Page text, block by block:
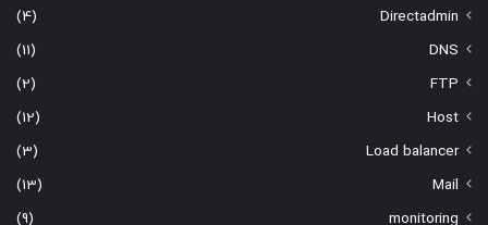
Directadmin
(4)
DNS
(11)
FTP
(2)
Host
(12)
Load balancer
(3)
Mail
(13)
monitoring
(9)